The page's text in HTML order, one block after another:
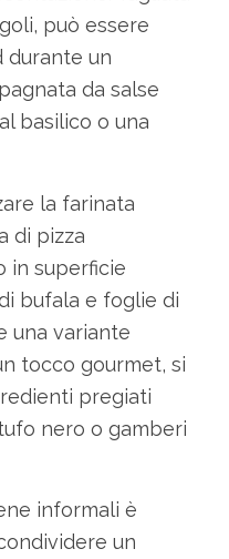
può essere
durante un
da salse
basilico o una
la farinata
di pizza
in superficie
bufala e foglie di
una variante
tocco gourmet, si
pregiati
nero o gamberi
informali è
un